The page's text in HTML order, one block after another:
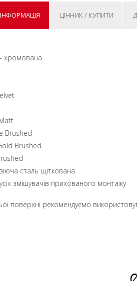
ЦІННИК / КУПИТИ
- хромована
Brushed
Brushed
сталь щіткована
змішувачів прихованого монтажу
поверхні рекомендуємо